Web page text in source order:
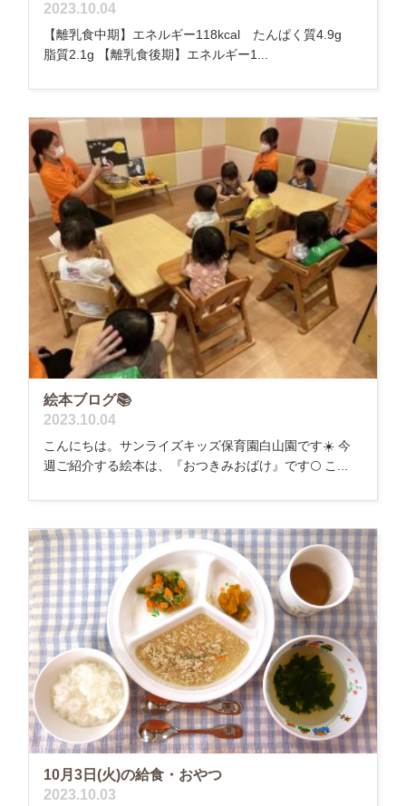
2023.10.04
【離乳食中期】エネルギー118kcal たんぱく質4.9g
脂質2.1g 【離乳食後期】エネルギー1...
絵本ブログ📚
2023.10.04
こんにちは。サンライズキッズ保育園白山園です☀️ 今
週ご紹介する絵本は、『おつきみおばけ』です🌕 こ...
10月3日(火)の給食・おやつ
2023.10.03